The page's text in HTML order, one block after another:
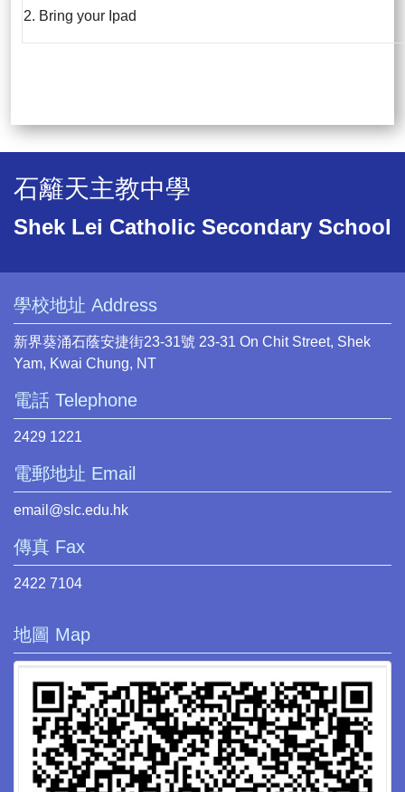
2. Bring your Ipad
石籬天主教中學
Shek Lei Catholic Secondary School
學校地址 Address
新界葵涌石蔭安捷街23-31號 23-31 On Chit Street, Shek
Yam, Kwai Chung, NT
電話 Telephone
2429 1221
電郵地址 Email
email@slc.edu.hk
傳真 Fax
2422 7104
地圖 Map